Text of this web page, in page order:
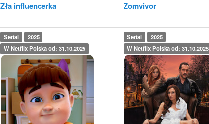
Zła influencerka Zomvivor
Serial
2025
W Netflix Polska od: 31.10.2025
Serial
2025
W Netflix Polska od: 31.10.2025